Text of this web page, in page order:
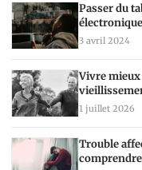
Passer du
3 avril 2024
Vivre mieux
1 juillet 2026
Trouble